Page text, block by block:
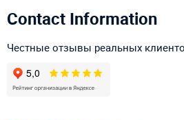
Contact Information
Честные отзывы реальных